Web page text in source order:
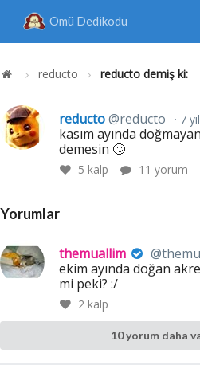
Omü Dedikodu
reducto reducto demiş ki:
reducto@reducto 7 yıl
kasım ayında
demesin 🙄
5 kalp 11 yorum
Yorumlar
themuallim
ekim ayında doğan
mi peki? :/
2 kalp
10 yorum daha